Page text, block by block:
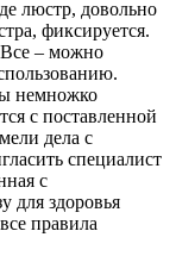
люстр, довольно
фиксируется.
Все – можно
немножко
с поставленной
дела с
специалист
с
для здоровья
правила